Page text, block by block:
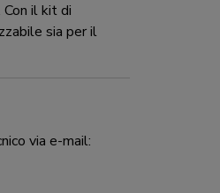
il kit di
sia per il
via e-mail: